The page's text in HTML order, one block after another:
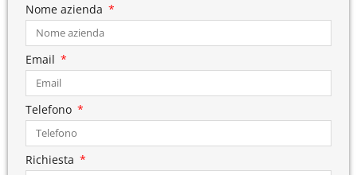
Nome azienda
Email
Telefono
Richiesta